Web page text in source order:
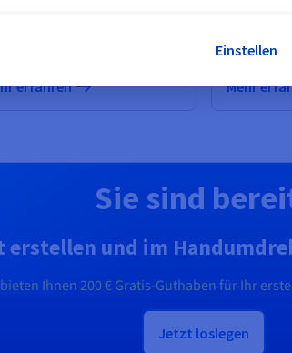
erfahren
Unsere
Dienst
Mehr
Sie sind
erstellen und im
Ihnen 200 €Gratis-Guthaben für Ihr
Jetzt loslegen
Einstellen